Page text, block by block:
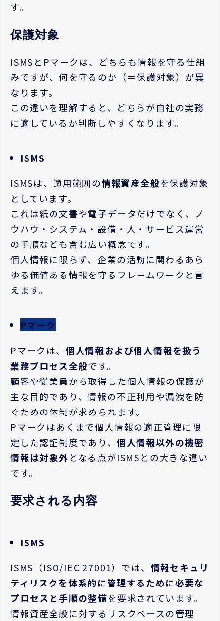
す。
保護対象
ISMSと Pマークは、どちらも情報を守る仕組
みですが、何を守るのか（＝保護対象）が異
なります。
この違いを理解すると、どちらが自社の実務
に適しているか判断しやすくなります。
ISMS
ISMSは、適用範囲の情報資産全般を保護対象
としています。
これは紙の文書や電子データだけでなく、ノ
ウハウ・システム・設備・人・サービス運営
の手順なども含む広い概念です。
個人情報に限らず、企業の活動に関わるあら
ゆる価値ある情報を守るフレームワークと言
えます。
Pマーク
Pマークは、 個人情報および個人情報を扱う
業務プロセス全般です。
顧客や従業員から取得した個人情報の保護が
主な目的であり、情報の不正利用や漏洩を防
ぐための体制が求められます。
Pマークはあくまで個人情報の適正管理に限
定した認証制度であり、 個人情報以外の機密
情報は対象外となる点がISMSとの大きな違い
です。
要求される内容
ISMS
ISMS （ISO/IEC 27001）では、 情報セキュリ
ティリスクを体系的に管理するために必要な
プロセスと手順の整備を要求されています。
情報資産全般に対するリスクベースの管理